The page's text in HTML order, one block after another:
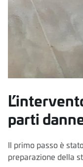
parti
Il primo passo è
preparazione della